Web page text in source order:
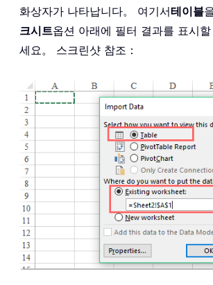
화상자가 나타납니다。 여기서테이블
크시트옵션 아래에 필터 결과를 표시
세요。 스크린샷 참조：